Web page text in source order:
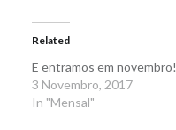
Related
E entramos em novembro!
3 Novembro, 2017
In "Mensal"